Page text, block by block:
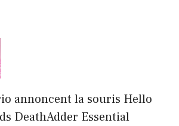
annoncent la souris Hello
DeathAdder Essential